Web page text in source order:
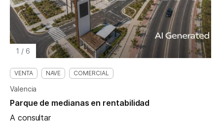
1 / 6
VENTA NAVE COMERCIAL
Valencia
Parque de medianas en rentabilidad
A consultar